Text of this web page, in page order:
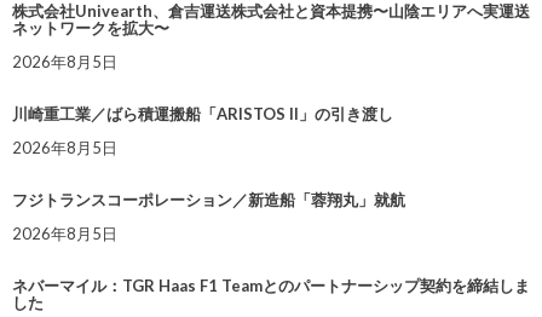
株式会社Univearth、倉吉運送株式会社と資本提携〜山陰エリアへ実運送
ネットワークを拡大〜
2026年8月5日
川崎重工業／ばら積運搬船「ARISTOS II」の引き渡し
2026年8月5日
フジトランスコーポレーション／新造船「蓉翔丸」就航
2026年8月5日
ネバーマイル：TGR Haas F1 Teamとのパートナーシップ契約を締結しま
した